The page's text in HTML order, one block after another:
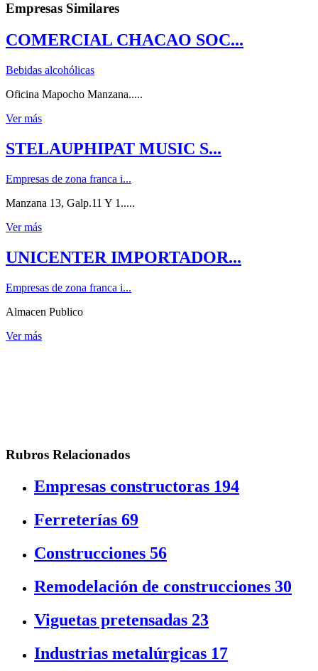
Empresas Similares
COMERCIAL CHACAO SOC...
Bebidas alcohólicas
Oficina Mapocho Manzana.....
Ver más
STELAUPHIPAT MUSIC S...
Empresas de zona franca i...
Manzana 13, Galp.11 Y 1.....
Ver más
UNICENTER IMPORTADOR...
Empresas de zona franca i...
Almacen Publico
Ver más
Rubros Relacionados
Empresas constructoras 194
Ferreterías 69
Construcciones 56
Remodelación de construcciones 30
Viguetas pretensadas 23
Industrias metalúrgicas 17